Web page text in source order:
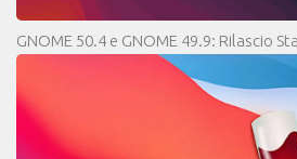
GNOME 50.4 e GNOME 49.9: Rilascio